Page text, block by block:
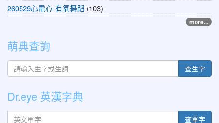
260529心電心-有氧舞蹈 (103)
more...
萌典查詢
查生字
Dr.eye 英漢字典
英文單字 查單字